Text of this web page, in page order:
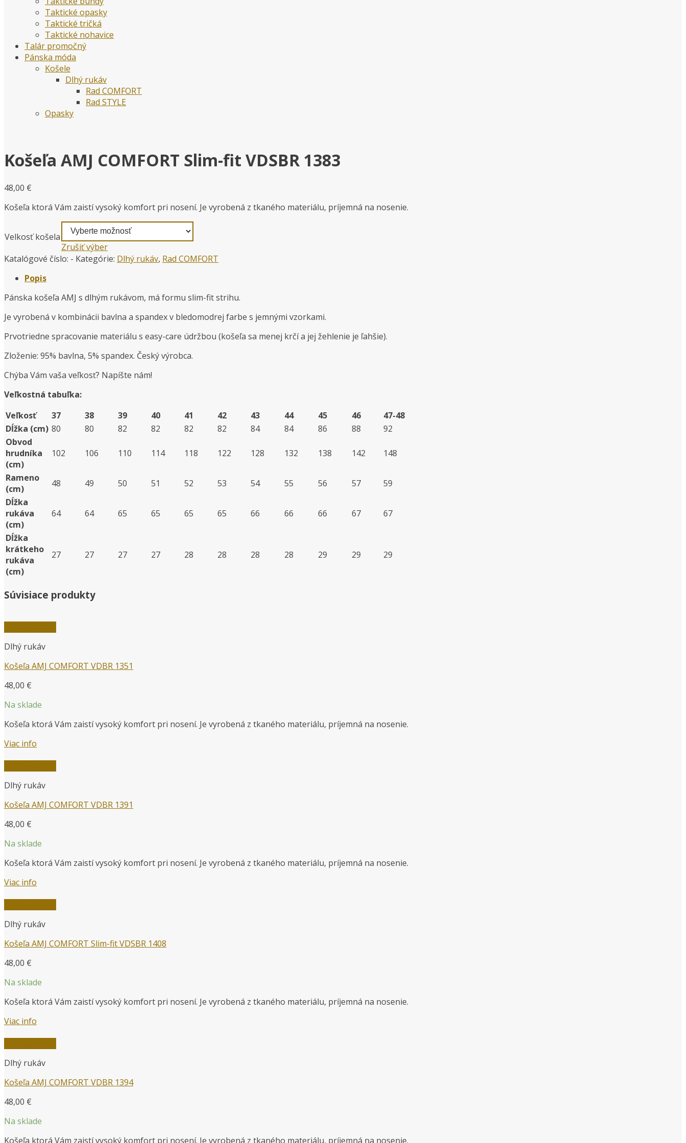
Taktické opasky
Taktické tričká
Taktické nohavice
Talár promočný
Pánska móda
Košele
Dlhý rukáv
Rad COMFORT
Rad STYLE
Opasky
Košeľa AMJ COMFORT Slim-fit VDSBR 1383
48,00 €
Košeľa ktorá Vám zaistí vysoký komfort pri nosení. Je vyrobená z tkaného materiálu, príjemná na nosenie.
Velkosť košela
Zrušiť výber
Katalógové číslo: - Kategórie: Dlhý rukáv, Rad COMFORT
Popis
Pánska košeľa AMJ s dlhým rukávom, má formu slim-fit strihu.
Je vyrobená v kombinácii bavlna a spandex v bledomodrej farbe s jemnými vzorkami.
Prvotriedne spracovanie materiálu s easy-care údržbou (košeľa sa menej krčí a jej žehlenie je ľahšie).
Zloženie: 95% bavlna, 5% spandex. Český výrobca.
Chýba Vám vaša veľkosť? Napíšte nám!
Veľkostná tabuľka:
Veľkosť
37 38 39 40 41 42 43 44 45 46
47-48
Dĺžka (cm) 80 80 82 82 82 82 84 84 86 88
92
Obvod
hrudníka
(cm)
102 106 110 114 118 122 128 132 138 142 148
Rameno
(cm)
48 49 50 51 52 53 54 55 56 57
59
Dĺžka
rukáva
(cm)
64 64 65 65 65 65 66 66 66 67 67
Dĺžka
krátkeho
rukáva
(cm)
27 27 27 27 28 28 28 28 29 29 29
Súvisiace produkty
Dlhý rukáv
Košeľa AMJ COMFORT VDBR 1351
48,00 €
Na sklade
Košeľa ktorá Vám zaistí vysoký komfort pri nosení. Je vyrobená z tkaného materiálu, príjemná na nosenie.
Viac info
Dlhý rukáv
Košeľa AMJ COMFORT VDBR 1391
48,00 €
Na sklade
Košeľa ktorá Vám zaistí vysoký komfort pri nosení. Je vyrobená z tkaného materiálu, príjemná na nosenie.
Viac info
Dlhý rukáv
Košeľa AMJ COMFORT Slim-fit VDSBR 1408
48,00 €
Na sklade
Košeľa ktorá Vám zaistí vysoký komfort pri nosení. Je vyrobená z tkaného materiálu, príjemná na nosenie.
Viac info
Dlhý rukáv
Košeľa AMJ COMFORT VDBR 1394
48,00 €
Na sklade
Košeľa ktorá Vám zaistí vysoký komfort pri nosení. Je vyrobená z tkaného materiálu, príjemná na nosenie.